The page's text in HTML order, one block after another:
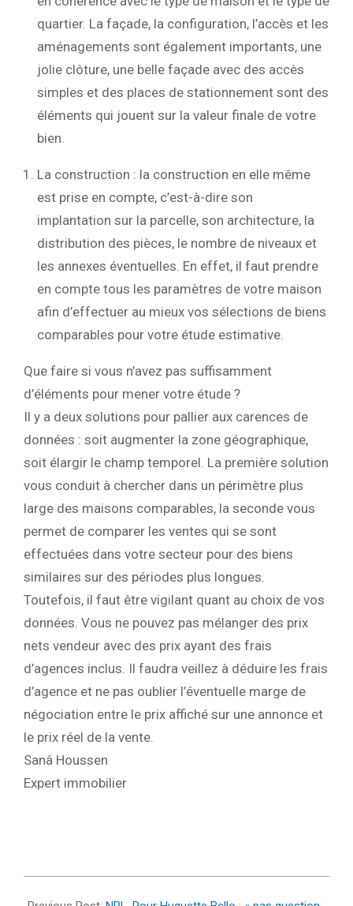
quartier. La façade, la configuration, l’accès et les
aménagements sont également importants, une
jolie clôture, une belle façade avec des accès
simples et des places de stationnement sont des
éléments qui jouent sur la valeur finale de votre
bien.
La construction : la construction en elle même
est prise en compte, c’est-à-dire son
implantation sur la parcelle, son architecture, la
distribution des pièces, le nombre de niveaux et
les annexes éventuelles. En effet, il faut prendre
en compte tous les paramètres de votre maison
afin d’effectuer au mieux vos sélections de biens
comparables pour votre étude estimative.
Que faire si vous n’avez pas suffisamment
d’éléments pour mener votre étude ?
Il y a deux solutions pour pallier aux carences de
données : soit augmenter la zone géographique,
soit élargir le champ temporel. La première solution
vous conduit à chercher dans un périmètre plus
large des maisons comparables, la seconde vous
permet de comparer les ventes qui se sont
effectuées dans votre secteur pour des biens
similaires sur des périodes plus longues.
Toutefois, il faut être vigilant quant au choix de vos
données. Vous ne pouvez pas mélanger des prix
nets vendeur avec des prix ayant des frais
d’agences inclus. Il faudra veillez à déduire les frais
d’agence et ne pas oublier l’éventuelle marge de
négociation entre le prix affiché sur une annonce et
le prix réel de la vente.
Sanâ Houssen
Expert immobilier